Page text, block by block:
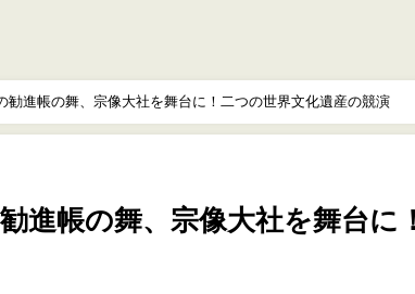
勧進帳の舞、宗像大社を舞台に！二つの世界文化遺産の競演
進帳の舞、宗像大社を舞台に